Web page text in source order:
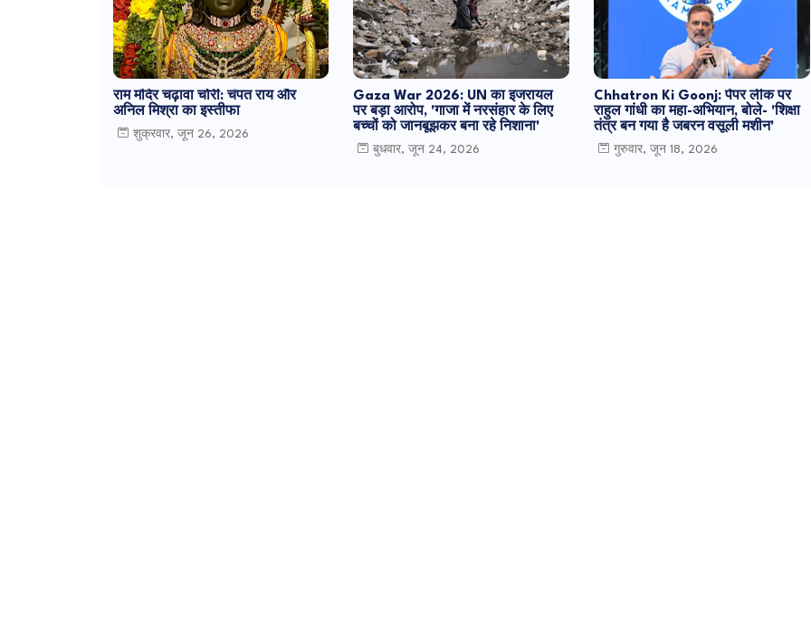
राम मंदिर चढ़ावा चोरी: चंपत राय और
अनिल मिश्रा का इस्तीफा
शुक्रवार, जून 26, 2026
Gaza War 2026: UN का इजरायल
पर बड़ा आरोप, 'गाजा में नरसंहार के लिए
बच्चों को जानबूझकर बना रहे निशाना'
बुधवार, जून 24, 2026
Chhatron Ki Goonj: पेपर लीक पर
राहुल गांधी का महा-अभियान, बोले- 'शिक्षा
तंत्र बन गया है जबरन वसूली मशीन'
गुरुवार, जून 18, 2026